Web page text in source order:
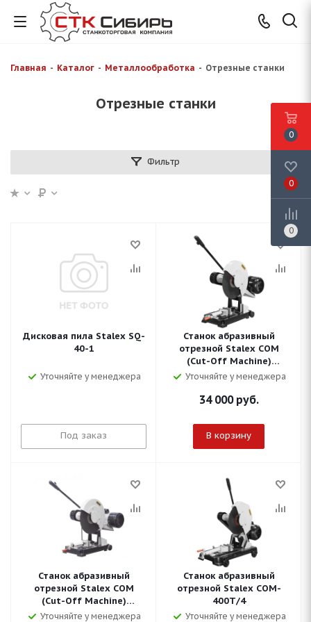
Главная - Каталог - Металлообработка - Отрезные станки
Отрезные станки
Фильтр
Дисковая пила Stalex SQ-
40-1
Уточняйте у менеджера
Под заказ
Станок абразивный
отрезной Stalex COM
(Cut-Off Machine)
-400M/3
Уточняйте у менеджера
34 000руб.
В корзину
Станок абразивный
отрезной Stalex COM
(Cut-Off Machine)
-400M/3 (220В)
Уточняйте у менеджера
Станок абразивный
отрезной Stalex COM-
400T/4
Уточняйте у менеджера
0
0
0